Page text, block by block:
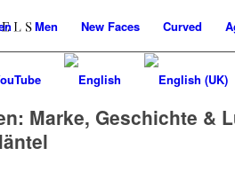
Men New Faces Curved
Marke, Geschichte &